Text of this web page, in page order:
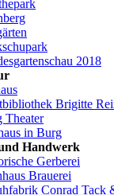
2018
Brigitte
Theater
in Burg
Handwerk
Gerberei
Brauerei
Conrad Tack